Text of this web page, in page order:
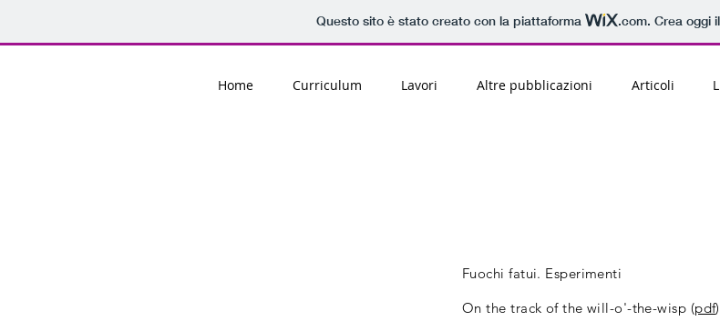
Questo sito è stato creato con la piattaforma .com. Crea oggi
Fuochi fatui. Esperimenti
On the track of the will-o'-the-wisp (pdf)
Home Curriculum Lavori Altre pubblicazioni Articoli